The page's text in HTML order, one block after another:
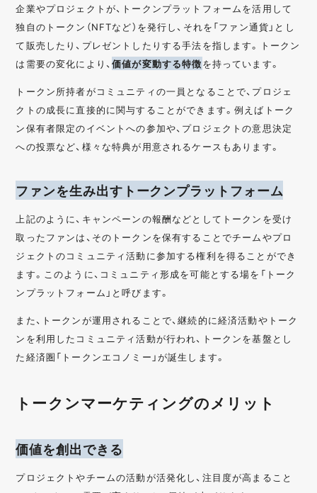
企業やプロジェクトが、トークンプラットフォームを活用して
独自のトークン（NFTなど）を発行し、それを「ファン通貨」とし
て販売したり、プレゼントしたりする手法を指します。トークン
は需要の変化により、価値が変動する特徴を持っています。
トークン所持者がコミュニティの一員となることで、プロジェ
クトの成長に直接的に関与することができます。例えばトーク
ン保有者限定のイベントへの参加や、プロジェクトの意思決定
への投票など、様々な特典が用意されるケースもあります。
ファンを生み出すトークンプラットフォーム
上記のように、キャンペーンの報酬などとしてトークンを受け
取ったファンは、そのトークンを保有することでチームやプロ
ジェクトのコミュニティ活動に参加する権利を得ることができ
ます。このように、コミュニティ形成を可能とする場を「トーク
ンプラットフォーム」と呼びます。
また、トークンが運用されることで、継続的に経済活動やトーク
ンを利用したコミュニティ活動が行われ、トークンを基盤とし
た経済圏「トークンエコノミー」が誕生します。
トークンマーケティングのメリット
価値を創出できる
プロジェクトやチームの活動が活発化し、注目度が高まること